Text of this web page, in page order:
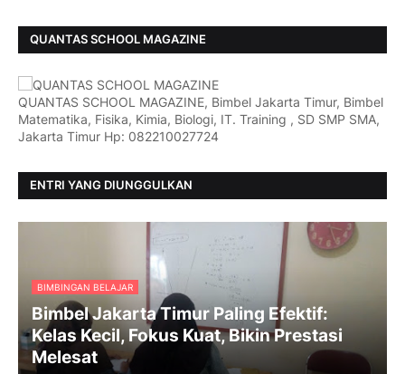
QUANTAS SCHOOL MAGAZINE
QUANTAS SCHOOL MAGAZINE, Bimbel Jakarta Timur, Bimbel
Matematika, Fisika, Kimia, Biologi, IT. Training , SD SMP SMA,
Jakarta Timur Hp: 082210027724
ENTRI YANG DIUNGGULKAN
BIMBINGAN BELAJAR
Bimbel Jakarta Timur Paling Efektif:
Kelas Kecil, Fokus Kuat, Bikin Prestasi
Melesat